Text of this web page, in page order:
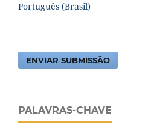
Português (Brasil)
ENVIAR SUBMISSÃO
PALAVRAS-CHAVE